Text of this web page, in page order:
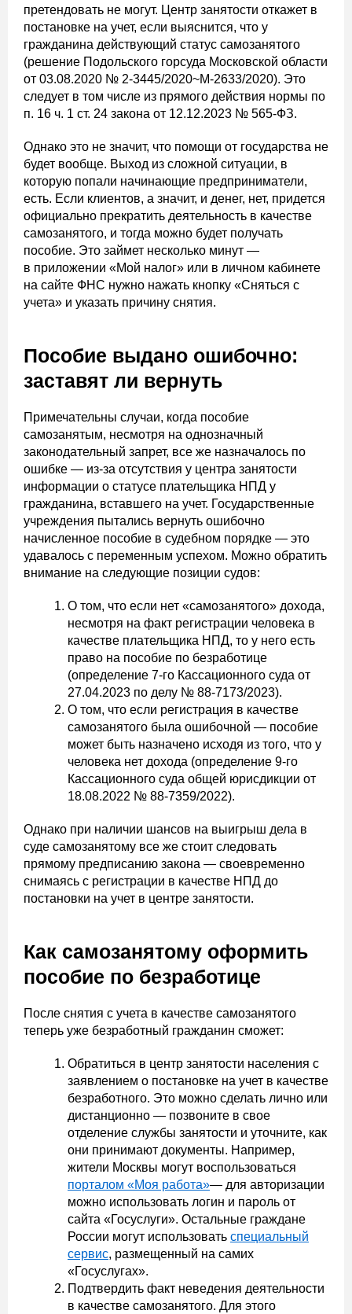
претендовать не могут. Центр занятости откажет в
постановке на учет, если выяснится, что у
гражданина действующий статус самозанятого
(решение Подольского горсуда Московской области
от 03.08.2020 № 2-3445/2020~М-2633/2020). Это
следует в том числе из прямого действия нормы по
п. 16 ч. 1 ст. 24 закона от 12.12.2023 № 565-ФЗ.
Однако это не значит, что помощи от государства не
будет вообще. Выход из сложной ситуации, в
которую попали начинающие предприниматели,
есть. Если клиентов, а значит, и денег, нет, придется
официально прекратить деятельность в качестве
самозанятого, и тогда можно будет получать
пособие. Это займет несколько минут —
в приложении «Мой налог» или в личном кабинете
на сайте ФНС нужно нажать кнопку «Сняться с
учета» и указать причину снятия.
Пособие выдано ошибочно:
заставят ли вернуть
Примечательны случаи, когда пособие
самозанятым, несмотря на однозначный
законодательный запрет, все же назначалось по
ошибке — из-за отсутствия у центра занятости
информации о статусе плательщика НПД у
гражданина, вставшего на учет. Государственные
учреждения пытались вернуть ошибочно
начисленное пособие в судебном порядке — это
удавалось с переменным успехом. Можно обратить
внимание на следующие позиции судов:
О том, что если нет «самозанятого» дохода,
несмотря на факт регистрации человека в
качестве плательщика НПД, то у него есть
право на пособие по безработице
(определение 7-го Кассационного суда от
27.04.2023 по делу № 88-7173/2023).
О том, что если регистрация в качестве
самозанятого была ошибочной — пособие
может быть назначено исходя из того, что у
человека нет дохода (определение 9-го
Кассационного суда общей юрисдикции от
18.08.2022 № 88-7359/2022).
Однако при наличии шансов на выигрыш дела в
суде самозанятому все же стоит следовать
прямому предписанию закона — своевременно
снимаясь с регистрации в качестве НПД до
постановки на учет в центре занятости.
Как самозанятому оформить
пособие по безработице
После снятия с учета в качестве самозанятого
теперь уже безработный гражданин сможет:
Обратиться в центр занятости населения с
заявлением о постановке на учет в качестве
безработного. Это можно сделать лично или
дистанционно — позвоните в свое
отделение службы занятости и уточните, как
они принимают документы. Например,
жители Москвы могут воспользоваться
порталом «Моя работа»— для авторизации
можно использовать логин и пароль от
сайта «Госуслуги». Остальные граждане
России могут использовать специальный
сервис, размещенный на самих
«Госуслугах».
Подтвердить факт неведения деятельности
в качестве самозанятого. Для этого